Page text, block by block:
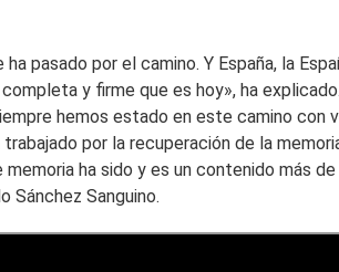
pasado por el camino. Y España, la
y firme que es hoy», ha
hemos estado en este camino con
por la recuperación de la
ha sido y es un contenido más
Sánchez Sanguino.